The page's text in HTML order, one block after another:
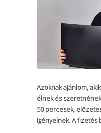
Azoknak ajánlom,
élnek és
50 percesek,
igényelnek. A fizetés